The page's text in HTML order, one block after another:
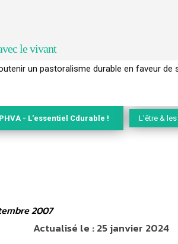
le vivant
de l’arbre pour un modèle
PHVA - L'essentiel Cdurable ! L'être &
2007
Actualisé le :25 janvier 2024